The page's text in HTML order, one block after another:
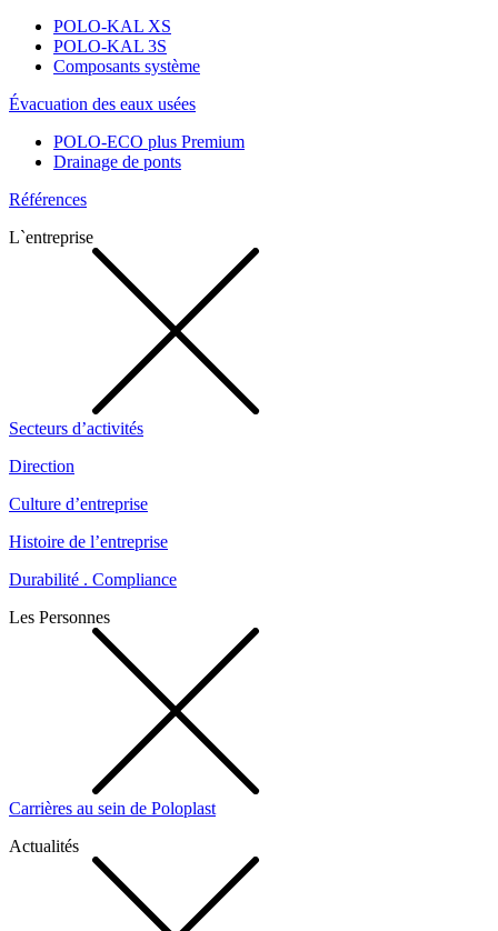
POLO-KAL XS
POLO-KAL 3S
Composants système
Évacuation des eaux usées
POLO-ECO plus Premium
Drainage de ponts
Références
L`entreprise
Secteurs d’activités
Direction
Culture d’entreprise
Histoire de l’entreprise
Durabilité . Compliance
Les Personnes
Carrières au sein de Poloplast
Actualités